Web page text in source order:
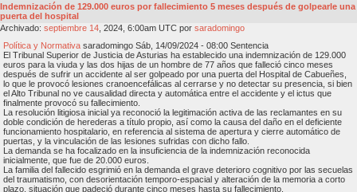
Indemnización de 129.000 euros por fallecimiento 5 meses después de golpearle una
puerta del hospital
Archivado: septiembre 14 , 2024, 6:00am UTC por saradomingo
Política y Normativa saradomingo Sáb, 14/09/2024 - 08:00 Sentencia
El Tribunal Superior de Justicia de Asturias ha establecido una indemnización de 129.000
euros para la viuda y las dos hijas de un hombre de 77 años que falleció cinco meses
después de sufrir un accidente al ser golpeado por una puerta del Hospital de Cabueñes,
lo que le provocó lesiones cranoencefálicas al cerrarse y no detectar su presencia, si bien
el Alto Tribunal no ve causalidad directa y automática entre el accidente y el ictus que
finalmente provocó su fallecimiento.
La resolución litigiosa inicial ya reconoció la legitimación activa de las reclamantes en su
doble condición de herederas a título propio, así como la causa del daño en el deficiente
funcionamiento hospitalario, en referencia al sistema de apertura y cierre automático de
puertas, y la vinculación de las lesiones sufridas con dicho fallo.
La demanda se ha focalizado en la insuficiencia de la indemnización reconocida
inicialmente, que fue de 20.000 euros.
La familia del fallecido esgrimió en la demanda el grave deterioro cognitivo por las secuelas
del traumatismo, con desorientación temporo-espacial y alteración de la memoria a corto
plazo, situación que padeció durante cinco meses hasta su fallecimiento.